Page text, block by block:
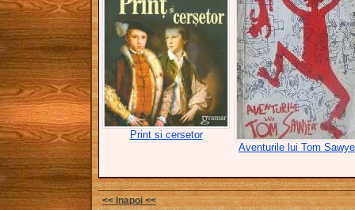
Print si cersetor
Aventurile lui Tom
<< Inapoi <<